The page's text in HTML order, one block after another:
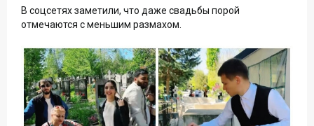
В соцсетях заметили, что даже свадьбы порой
отмечаются с меньшим размахом.